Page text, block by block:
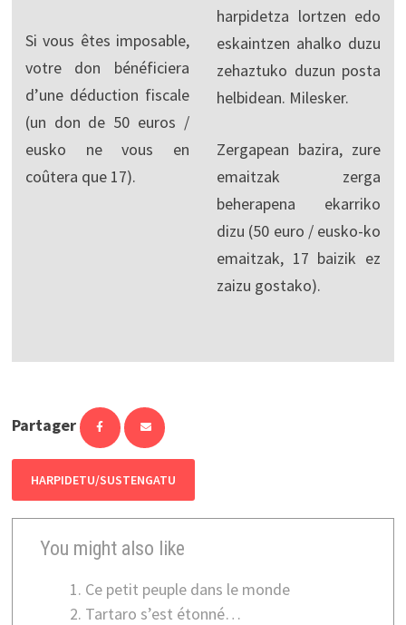
Si vous êtes imposable,
votre don bénéficiera
d’une déduction fiscale
(un don de 50 euros /
eusko ne vous en
coûtera que 17).
harpidetza lortzen edo
eskaintzen ahalko duzu
zehaztuko duzun posta
helbidean. Milesker.
Zergapean bazira, zure
emaitzak zerga
beherapena ekarriko
dizu (50 euro / eusko-ko
emaitzak, 17 baizik ez
zaizu gostako).
Partager
HARPIDETU/SUSTENGATU
You might also like
Ce petit peuple dans le monde
Tartaro s’est étonné…